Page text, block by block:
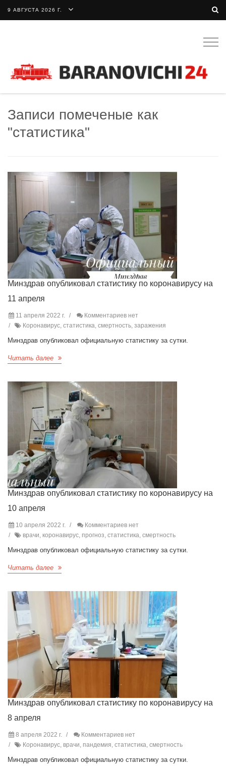
9 АВГУСТА 2026 Г.
Записи помеченые как
"статистика"
Минздрав опубликовал статистику по коронавирусу на
11 апреля
11 апреля 2022 г.
Комментариев нет
Коронавирус, статистика, смертность, заражения
Минздрав опубликовал официальную статистику за сутки.
Читать далее
Минздрав опубликовал статистику по коронавирусу на
10 апреля
10 апреля 2022 г.
Комментариев нет
врачи, коронавирус, прогноз, статистика, смертность
Минздрав опубликовал официальную статистику за сутки.
Читать далее
Минздрав опубликовал статистику по коронавирусу на
8 апреля
8 апреля 2022 г.
Комментариев нет
Коронавирус, врачи, пандемия, статистика, смертность
Минздрав опубликовал официальную статистику за сутки.